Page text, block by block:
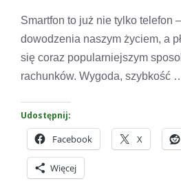
Smartfon to już nie tylko telefon
dowodzenia naszym życiem, a
się coraz popularniejszym
rachunków. Wygoda, szybkość
Udostępnij:
Facebook X
Więcej